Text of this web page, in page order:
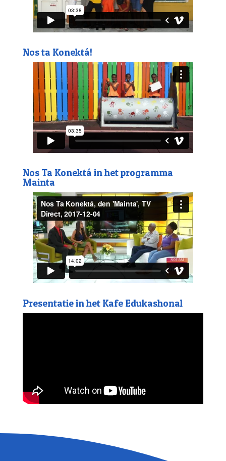
Nos ta Konektá!
Nos Ta Konektá in het programma
Mainta
Presentatie in het Kafe Edukashonal